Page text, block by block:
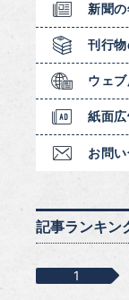
新聞
刊行
ウェ
紙面
お問
記事ランキン